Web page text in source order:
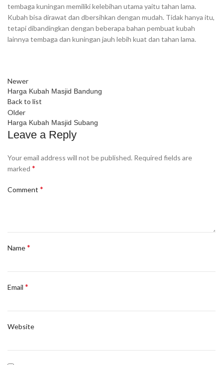
tembaga kuningan memiliki kelebihan utama yaitu tahan lama.
Kubah bisa dirawat dan dbersihkan dengan mudah. Tidak hanya itu,
tetapi dibandingkan dengan beberapa bahan pembuat kubah
lainnya tembaga dan kuningan jauh lebih kuat dan tahan lama.
Newer
Harga Kubah Masjid Bandung
Back to list
Older
Harga Kubah Masjid Subang
Leave a Reply
Your email address will not be published. Required fields are
marked *
Comment *
Name*
Email *
Website